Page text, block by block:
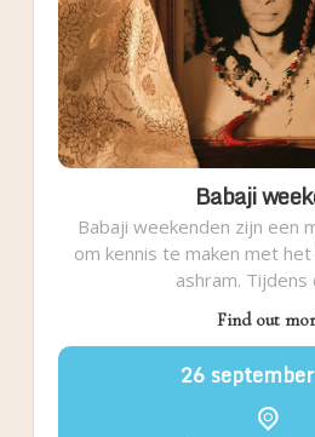
Babaji
Babaji weekenden zijn een
om kennis te maken met
ashram. Tijdens
Find out
26 september